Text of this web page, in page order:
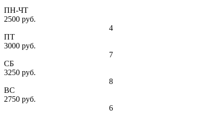
ПН-ЧТ
2500 руб.
4
ПТ
3000 руб.
7
СБ
3250 руб.
8
ВС
2750 руб.
6